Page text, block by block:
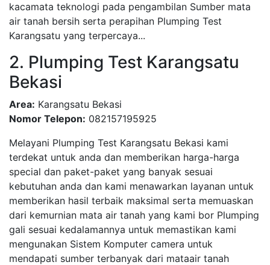
kacamata teknologi pada pengambilan Sumber mata
air tanah bersih serta perapihan Plumping Test
Karangsatu yang terpercaya...
2. Plumping Test Karangsatu
Bekasi
Area: Karangsatu Bekasi
Nomor Telepon: 082157195925
Melayani Plumping Test Karangsatu Bekasi kami
terdekat untuk anda dan memberikan harga-harga
special dan paket-paket yang banyak sesuai
kebutuhan anda dan kami menawarkan layanan untuk
memberikan hasil terbaik maksimal serta memuaskan
dari kemurnian mata air tanah yang kami bor Plumping
gali sesuai kedalamannya untuk memastikan kami
mengunakan Sistem Komputer camera untuk
mendapati sumber terbanyak dari mataair tanah